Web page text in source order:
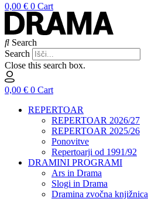
0,00 € 0 Cart
Search
Search
Close this search box.
0,00 € 0 Cart
REPERTOAR
REPERTOAR 2026/27
REPERTOAR 2025/26
Ponovitve
Repertoarji od 1991/92
DRAMINI PROGRAMI
Ars in Drama
Slogi in Drama
Dramina zvočna knjižnica